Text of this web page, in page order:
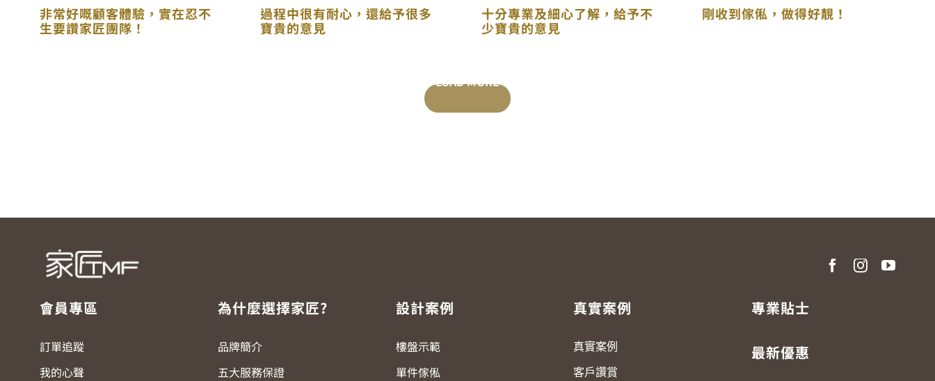
非常好嘅顧客體驗，實在忍不
生要讚家匠團隊！
過程中很有耐心，還給予很多
寶貴的意見
十分專業及細心了解，給予不
少寶貴的意見
剛收到傢俬，做得好靚！
LOAD MORE
POSTS
會員專區
訂單追蹤
我的心聲
為什麼選擇家匠?
品牌簡介
五大服務保證
設計案例
樓盤示範
單件傢俬
真實案例
真實案例
客戶讚賞
專業貼士
最新優惠